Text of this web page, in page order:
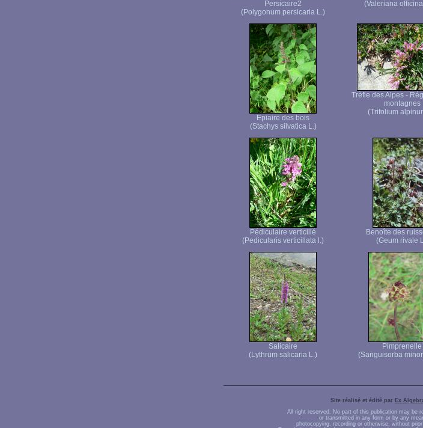
Persicaire2
(Polygonum persicaria L.)
(Valeriana
Epiaire des bois
(Stachys silvatica L.)
Trèfle des Alpes -
montagnes
(Trifolium
Pédiculaire verticillé
(Pedicularis verticillata l.)
Benoîte des
(Geum rivale
Salicaire
(Lythrum salicaria L.)
Pimprenelle
(Sanguisorba
Site réalisé et édité par Ex
All right reserved. No part of this publication may be
or transmitted in any form or by any
photocopying, recording or otherwise, without